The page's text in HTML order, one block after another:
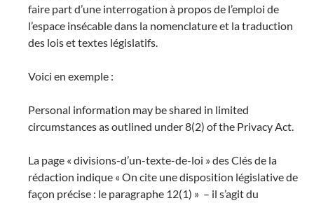
faire part d’une interrogation à propos de l’emploi de
l’espace insécable dans la nomenclature et la traduction
des lois et textes législatifs.
Voici en exemple :
Personal information may be shared in limited
circumstances as outlined under 8(2) of the Privacy Act.
La page « divisions-d’un-texte-de-loi » des Clés de la
rédaction indique « On cite une disposition législative de
façon précise : le paragraphe 12(1) » – il s’agit du